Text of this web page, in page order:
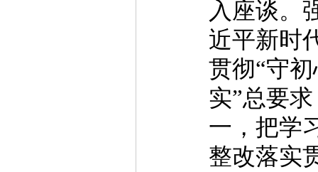
入座谈。
近平新时
贯彻“守
实”总要
一，把学
整改落实